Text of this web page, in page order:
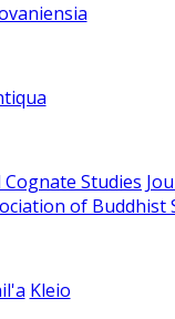
Studies
of Buddhist
Kleio